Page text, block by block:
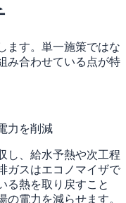
ます。単一施策ではな
み合わせている点が特
力を削減
し、給水予熱や次工程
ガスはエコノマイザで
る熱を取り戻すこと
電力を減らせます。